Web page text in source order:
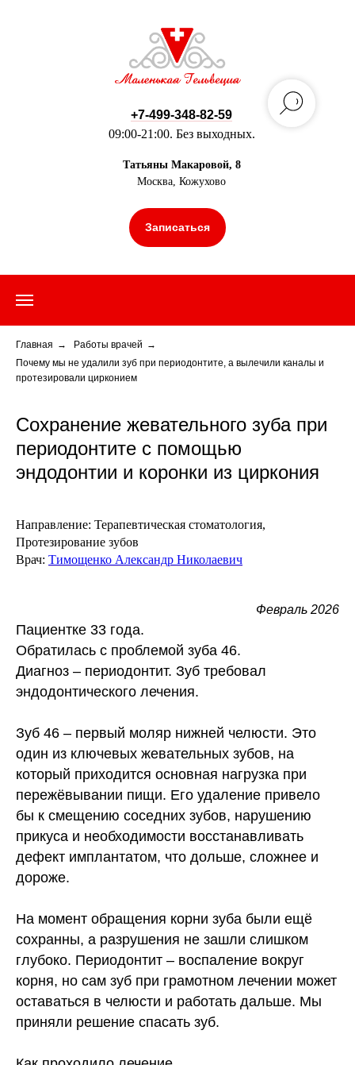
+7-499-348-82-59
09:00-21:00. Без выходных.
Татьяны Макаровой, 8
Москва, Кожухово
Записаться
Главная → Работы врачей →
Почему мы не удалили зуб при периодонтите, а вылечили каналы и
протезировали цирконием
Сохранение жевательного зуба при
периодонтите с помощью
эндодонтии и коронки из циркония
Направление: Терапевтическая стоматология,
Протезирование зубов
Врач: Тимощенко Александр Николаевич
Февраль 2026
Пациентке 33 года.
Обратилась с проблемой зуба 46.
Диагноз – периодонтит. Зуб требовал
эндодонтического лечения.
Зуб 46 – первый моляр нижней челюсти. Это
один из ключевых жевательных зубов, на
который приходится основная нагрузка при
пережёвывании пищи. Его удаление привело
бы к смещению соседних зубов, нарушению
прикуса и необходимости восстанавливать
дефект имплантатом, что дольше, сложнее и
дороже.
На момент обращения корни зуба были ещё
сохранны, а разрушения не зашли слишком
глубоко. Периодонтит – воспаление вокруг
корня, но сам зуб при грамотном лечении может
оставаться в челюсти и работать дальше. Мы
приняли решение спасать зуб.